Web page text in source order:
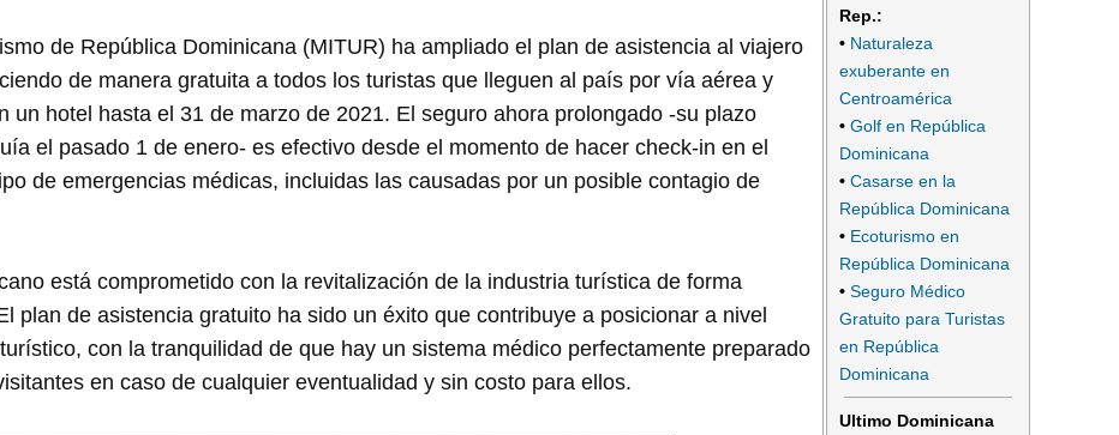
de República Dominicana (MITUR) ha ampliado el plan de asistencia al viajero
de manera gratuita a todos los turistas que lleguen al país por vía aérea y
un hotel hasta el 31 de marzo de 2021. El seguro ahora prolongado -su plazo
el pasado 1 de enero- es efectivo desde el momento de hacer check-in en el
de emergencias médicas, incluidas las causadas por un posible contagio de
está comprometido con la revitalización de la industria turística de forma
plan de asistencia gratuito ha sido un éxito que contribuye a posicionar a nivel
con la tranquilidad de que hay un sistema médico perfectamente preparado
en caso de cualquier eventualidad y sin costo para ellos.
Rep.:
• Naturaleza
exuberante en
Centroamérica
• Golf en República
Dominicana
• Casarse en la
República Dominicana
• Ecoturismo en
República Dominicana
• Seguro Médico
Gratuito para Turistas
en República
Dominicana
Ultimo Dominicana